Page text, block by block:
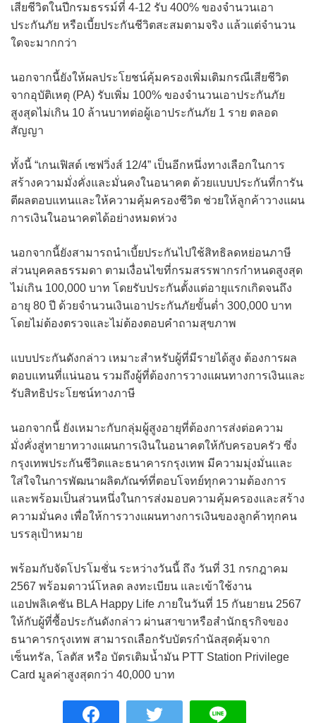
เสียชีวิตในปีกรมธรรม์ที่ 4-12 รับ 400% ของจำนวนเอา
ประกันภัย หรือเบี้ยประกันชีวิตสะสมตามจริง แล้วแต่จำนวน
ใดจะมากกว่า
นอกจากนี้ยังให้ผลประโยชน์คุ้มครองเพิ่มเติมกรณีเสียชีวิต
จากอุบัติเหตุ (PA) รับเพิ่ม 100% ของจำนวนเอาประกันภัย
สูงสุดไม่เกิน 10 ล้านบาทต่อผู้เอาประกันภัย 1 ราย ตลอด
สัญญา
ทั้งนี้ “เกนเฟิสต์ เซฟวิ่งส์ 12/4” เป็นอีกหนึ่งทางเลือกในการ
สร้างความมั่งคั่งและมั่นคงในอนาคต ด้วยแบบประกันที่การัน
ตีผลตอบแทนและให้ความคุ้มครองชีวิต ช่วยให้ลูกค้าวางแผน
การเงินในอนาคตได้อย่างหมดห่วง
นอกจากนี้ยังสามารถนำเบี้ยประกันไปใช้สิทธิลดหย่อนภาษี
ส่วนบุคคลธรรมดา ตามเงื่อนไขที่กรมสรรพากรกำหนดสูงสุด
ไม่เกิน 100,000 บาท โดยรับประกันตั้งแต่อายุแรกเกิดจนถึง
อายุ 80 ปี ด้วยจำนวนเงินเอาประกันภัยขั้นต่ำ 300,000 บาท
โดยไม่ต้องตรวจและไม่ต้องตอบคำถามสุขภาพ
แบบประกันดังกล่าว เหมาะสำหรับผู้ที่มีรายได้สูง ต้องการผล
ตอบแทนที่แน่นอน รวมถึงผู้ที่ต้องการวางแผนทางการเงินและ
รับสิทธิประโยชน์ทางภาษี
นอกจากนี้ ยังเหมาะกับกลุ่มผู้สูงอายุที่ต้องการส่งต่อความ
มั่งคั่งสู่ทายาทวางแผนการเงินในอนาคตให้กับครอบครัว ซึ่ง
กรุงเทพประกันชีวิตและธนาคารกรุงเทพ มีความมุ่งมั่นและ
ใส่ใจในการพัฒนาผลิตภัณฑ์ที่ตอบโจทย์ทุกความต้องการ
และพร้อมเป็นส่วนหนึ่งในการส่งมอบความคุ้มครองและสร้าง
ความมั่นคง เพื่อให้การวางแผนทางการเงินของลูกค้าทุกคน
บรรลุเป้าหมาย
พร้อมกับจัดโปรโมชั่น ระหว่างวันนี้ ถึง วันที่ 31 กรกฎาคม
2567 พร้อมดาวน์โหลด ลงทะเบียน และเข้าใช้งาน
แอปพลิเคชัน BLA Happy Life ภายในวันที่ 15 กันยายน 2567
ให้กับผู้ที่ซื้อประกันดังกล่าว ผ่านสาขาหรือสำนักธุรกิจของ
ธนาคารกรุงเทพ สามารถเลือกรับบัตรกำนัลสุดคุ้มจาก
เซ็นทรัล, โลตัส หรือ บัตรเติมน้ำมัน PTT Station Privilege
Card มูลค่าสูงสุดกว่า 40,000 บาท